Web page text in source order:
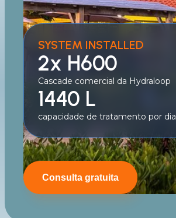
SYSTEM INSTALLED
2x H600
Cascade comercial da Hydraloop
1440 L
capacidade de tratamento por dia
Consulta gratuita